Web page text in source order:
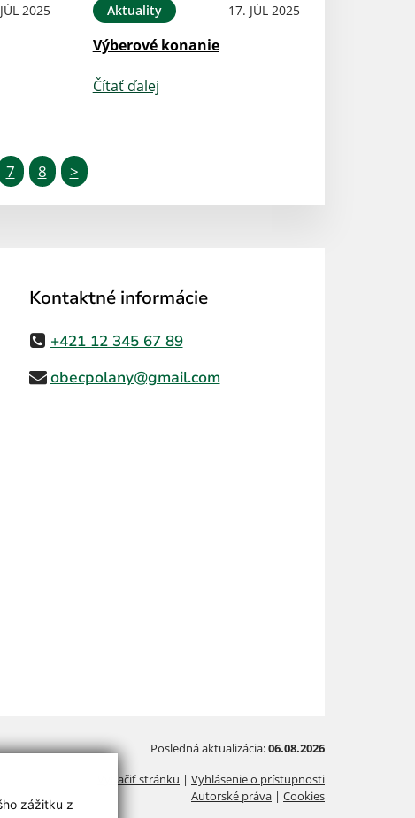
zážitku z
2025 Aktuality 17. JÚL 2025
Výberové konanie
Čítať ďalej
7 8 >
Kontaktné informácie
+421 12 345 67 89
obecpolany@gmail.com
Posledná aktualizácia:06.08.2026
Vytlačiť stránku | Vyhlásenie o prístupnosti
Autorské práva | Cookies